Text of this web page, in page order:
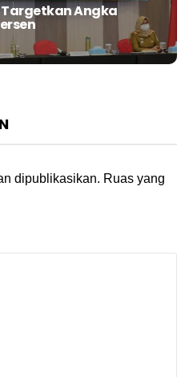
Angka
dipublikasikan. Ruas yang